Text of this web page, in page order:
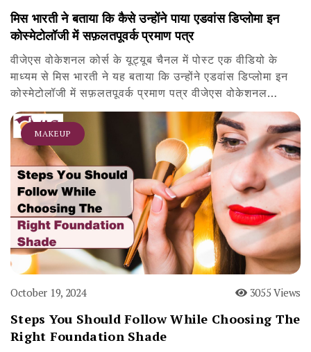
मिस भारती ने बताया कि कैसे उन्होंने पाया एडवांस डिप्लोमा इन
कोस्मेटोलॉजी में सफ़लतपूवर्क प्रमाण पत्र
वीजेएस वोकेशनल कोर्स के यूट्यूब चैनल में पोस्ट एक वीडियो के
माध्यम से मिस भारती ने यह बताया कि उन्होंने एडवांस डिप्लोमा इन
कोस्मेटोलॉजी में सफ़लतपूवर्क प्रमाण पत्र वीजेएस वोकेशनल…
MAKEUP
October 19, 2024 3055 Views
Steps You Should Follow While Choosing The
Right Foundation Shade